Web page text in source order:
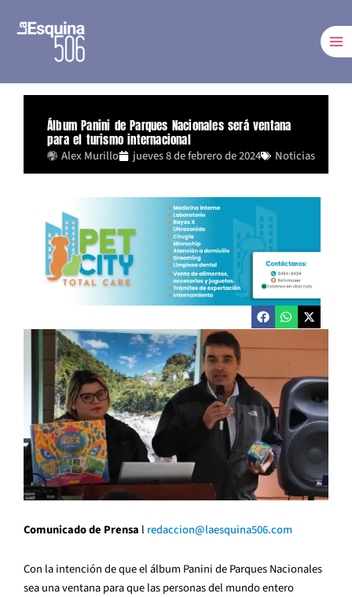
Álbum Panini de Parques Nacionales será ventana
para el turismo internacional
Alex Murillo jueves 8 de febrero de 2024 Noticias
Comunicado de Prensa l redaccion@laesquina506.com
Con la intención de que el álbum Panini de Parques Nacionales
sea una ventana para que las personas del mundo entero